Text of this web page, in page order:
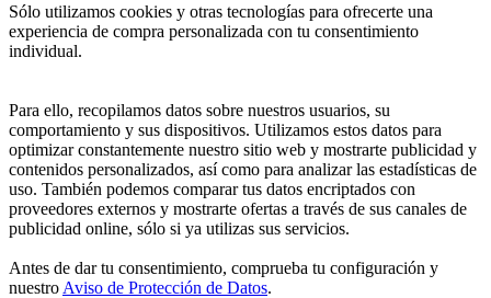
Sólo utilizamos cookies y otras tecnologías para ofrecerte una
experiencia de compra personalizada con tu consentimiento
individual.
Para ello, recopilamos datos sobre nuestros usuarios, su
comportamiento y sus dispositivos. Utilizamos estos datos para
optimizar constantemente nuestro sitio web y mostrarte publicidad y
contenidos personalizados, así como para analizar las estadísticas de
uso. También podemos comparar tus datos encriptados con
proveedores externos y mostrarte ofertas a través de sus canales de
publicidad online, sólo si ya utilizas sus servicios.
Antes de dar tu consentimiento, comprueba tu configuración y
nuestro Aviso de Protección de Datos.